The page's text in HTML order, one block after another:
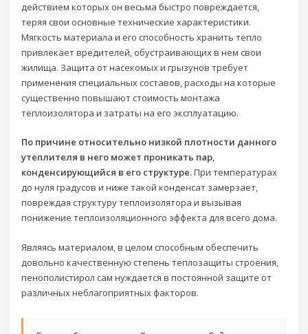
действием которых он весьма быстро повреждается,
теряя свои основные технические характеристики.
Мягкость материала и его способность хранить тепло
привлекает вредителей, обустраивающих в нем свои
жилища. Защита от насекомых и грызунов требует
применения специальных составов, расходы на которые
существенно повышают стоимость монтажа
теплоизолятора и затраты на его эксплуатацию.
По причине относительно низкой плотности данного
утеплителя в него может проникать пар,
конденсирующийся в его структуре.При температурах
до нуля градусов и ниже такой конденсат замерзает,
повреждая структуру теплоизолятора и вызывая
понижение теплоизоляционного эффекта для всего дома.
Являясь материалом, в целом способным обеспечить
довольно качественную степень теплозащиты строения,
пенополистирол сам нуждается в постоянной защите от
различных неблагоприятных факторов.